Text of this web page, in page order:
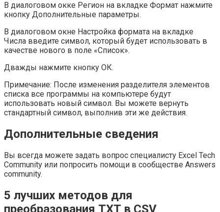
В диалоговом окке Регион на вкладке Формат нажмите
кнопку Дополнительные параметры.
В диалоговом окне Настройка формата на вкладке
Числа введите символ, который будет использовать в
качестве нового в поле «Список».
Дважды нажмите кнопку ОК.
Примечание: После изменения разделителя элементов
списка все программы на компьютере будут
использовать новый символ. Вы можете вернуть
стандартный символ, выполнив эти же действия.
Дополнительные сведения
Вы всегда можете задать вопрос специалисту Excel Tech
Community или попросить помощи в сообществе Answers
community.
5 лучших методов для
преобразования TXT в CSV